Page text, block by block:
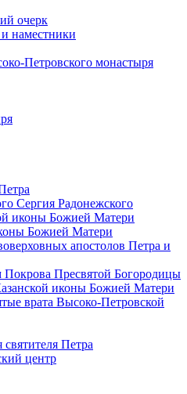
очерк
наместники
Петровского монастыря
Сергия Радонежского
иконы Божией Матери
Божией Матери
апостолов Петра и
Пресвятой Богородицы
иконы Божией Матери
врата Высоко-Петровской
святителя Петра
центр